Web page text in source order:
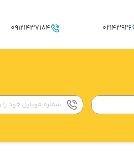
02143926
09121437184